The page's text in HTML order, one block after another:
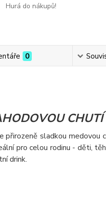
Hurá do nákupů!
0
CHUTÍ
sladkou medovou
pro celou rodinu - děti,
drink.